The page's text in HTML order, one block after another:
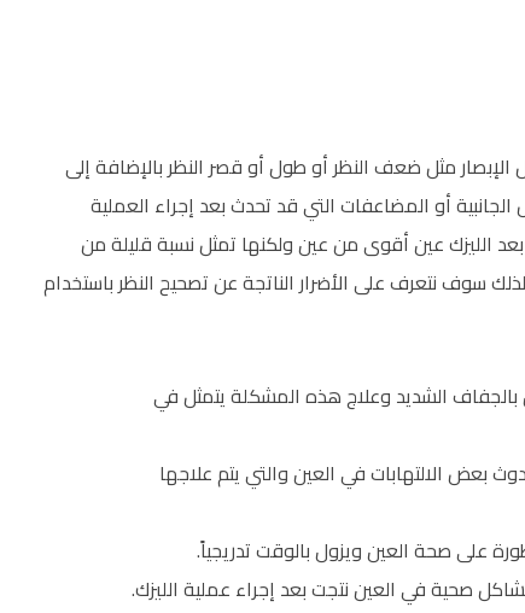
مثل ضعف النظر أو طول أو قصر النظر بالإضافة إلى
أو المضاعفات التي قد تحدث بعد إجراء العملية
الليزك عين أقوى من عين ولكنها تمثل نسبة قليلة من
سوف نتعرف على الأضرار الناتجة عن تصحيح النظر باستخدام
بالجفاف الشديد وعلاج هذه المشكلة يتمثل في
بعض الالتهابات في العين والتي يتم علاجها
على صحة العين ويزول بالوقت تدريجياً.
صحية في العين نتجت بعد إجراء عملية الليزك.